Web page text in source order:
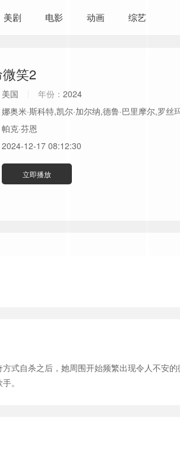
美剧 电影 动画 综艺
笑2
美国 年份： 2024
娜奥米·斯科特,凯尔·加尔纳,德鲁·巴里摩尔,罗丝
帕克·芬恩
2024-12-17 08:12:30
立即播放
式自杀之后，她周围开始频繁出现令人不安
。